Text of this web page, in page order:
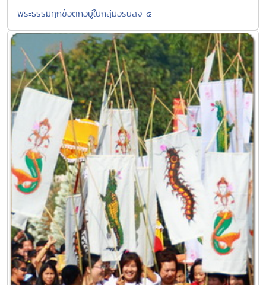
พระธรรมทุกข้อตกอยู่ในกลุ่มอริยสัจ ๔